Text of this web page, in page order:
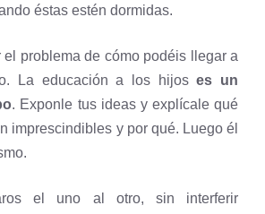
éstas estén dormidas.
problema de cómo podéis llegar a
La educación a los hijoses un
. Exponle tus ideas y explícale qué
imprescindibles y por qué. Luego él
el uno al otro, sin interferir